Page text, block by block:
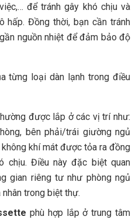
để tránh gây khó chịu và
hấp. Đồng thời, bạn cần tránh
nguồn nhiệt để đảm bảo độ
từng loại dàn lạnh trong điều
được lắp ở các vị trí như:
bên phải/trái giường ngủ
khí mát được tỏa ra đồng
chịu. Điều này đặc biệt quan
gian riêng tư như phòng ngủ
trong biệt thự.
phù hợp lắp ở trung tâm